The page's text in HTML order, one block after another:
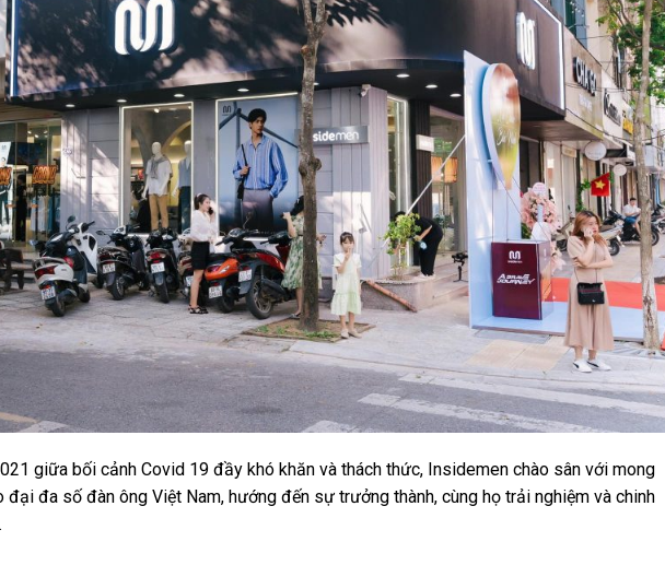
giữa bối cảnh Covid 19 đầy khó khăn và thách thức, Insidemen chào sân với mong
đại đa số đàn ông Việt Nam, hướng đến sự trưởng thành, cùng họ trải nghiệm và chinh